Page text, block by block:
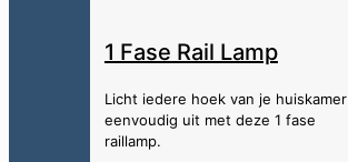
1 Fase Rail Lamp
Licht iedere hoek van je huiskamer
eenvoudig uit met deze 1 fase
raillamp.